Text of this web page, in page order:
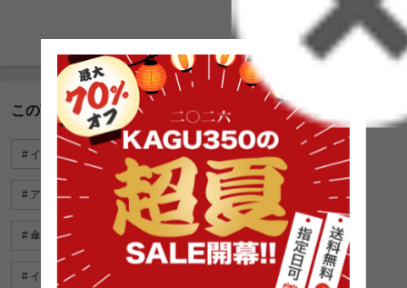
この商品に関連するキーワード
インテリア雑貨 ミラー クッションカバー おすすめ
アクセサリー 収納 おしゃれ 時計 シンプル
傘立て シンプル アンティーク 雑貨
インテリア 雑貨 おしゃれ